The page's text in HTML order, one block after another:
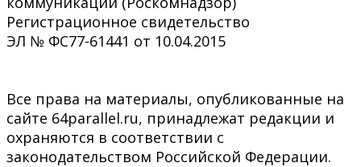
Регистрационное свидетельство
ЭЛ № ФС77-61441 от 10.04.2015
Все права на материалы, опубликованные на
сайте 64parallel.ru, принадлежат редакции и
охраняются в соответствии с
законодательством Российской Федерации.